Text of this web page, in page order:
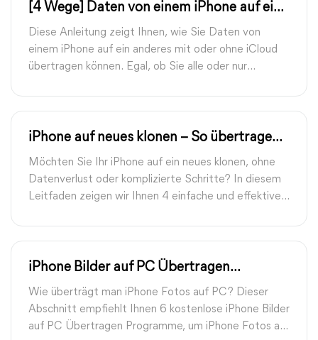
[4 Wege] Daten von einem iPhone auf ein
anderes übertragen – schnell & einfach
Diese Anleitung zeigt Ihnen, wie Sie Daten von
einem iPhone auf ein anderes mit oder ohne iCloud
übertragen können. Egal, ob Sie alle oder nur
iPhone auf neues klonen – So übertragen
Sie alle Daten sicher und schnell
Möchten Sie Ihr iPhone auf ein neues klonen, ohne
Datenverlust oder komplizierte Schritte? In diesem
Leitfaden zeigen wir Ihnen 4 einfache und effektive
sicher und kostenlos.
iPhone Bilder auf PC Übertragen
Programm [Kostenlos]
Wie überträgt man iPhone Fotos auf PC? Dieser
Abschnitt empfiehlt Ihnen 6 kostenlose iPhone Bilder
auf PC Übertragen Programme, um iPhone Fotos auf